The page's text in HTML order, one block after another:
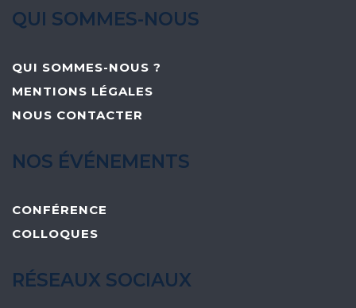
QUI SOMMES-NOUS
QUI SOMMES-NOUS ?
MENTIONS LÉGALES
NOUS CONTACTER
NOS ÉVÉNEMENTS
CONFÉRENCE
COLLOQUES
RÉSEAUX SOCIAUX